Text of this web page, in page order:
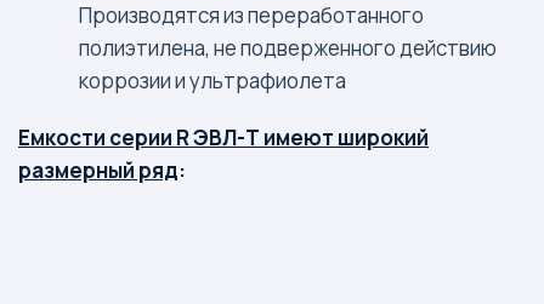
Производятся из переработанного
полиэтилена, не подверженного действию
коррозии и ультрафиолета
Емкости серии R ЭВЛ-Т имеют широкий
размерный ряд: